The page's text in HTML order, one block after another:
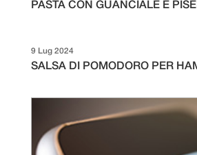
PASTA CON GUANCIALE E
SALSA DI POMODORO PER
9 Lug 2024